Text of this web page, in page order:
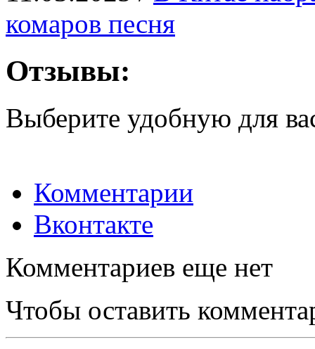
комаров песня
Отзывы:
Выберите удобную для
Комментарии
Вконтакте
Комментариев еще нет
Чтобы оставить